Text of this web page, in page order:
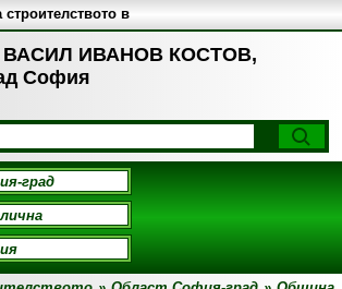
ВАСИЛ ИВАНОВ КОСТОВ,
София
строителството в